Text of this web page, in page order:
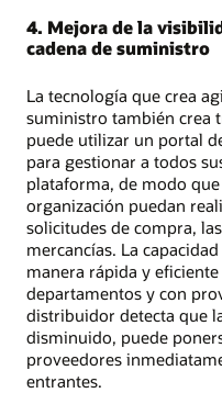
4. Mejora de la
cadena de suministro
La tecnología que crea
suministro también crea
puede utilizar un portal
para gestionar a todos
plataforma, de modo
organización puedan
solicitudes de compra,
mercancías. La
manera rápida y
departamentos y con
distribuidor detecta que
disminuido, puede
proveedores
entrantes.